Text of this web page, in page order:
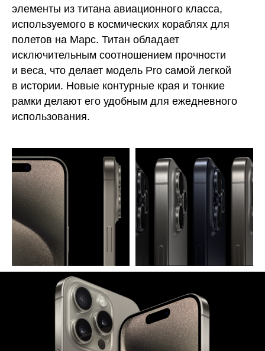
элементы из титана авиационного класса,
используемого в космических кораблях для
полетов на Марс. Титан обладает
исключительным соотношением прочности
и веса, что делает модель Pro самой легкой
в истории. Новые контурные края и тонкие
рамки делают его удобным для ежедневного
использования.